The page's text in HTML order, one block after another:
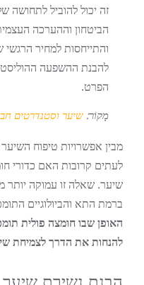
זה יכול להוביל לתחושה
הביטחון וההערכה
והתייחסות למחיר הרגשי
להבנת ההשפעה
הפרט.
מָקוֹר: שיער וסטנדרטים
מבין אפשרויות טיפוח
לעתים קרובות האם כדורי
שיער. שאלה זו עמוקה יותר
ברמת התא והביולוגיים
האופן שבו חומצה פולית
להנחות את הדרך לצמיחת